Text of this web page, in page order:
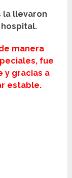
la llevaron
manera
fue
y gracias a
estable.